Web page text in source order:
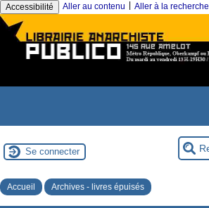
Accessibilité Aller au contenu Aller à la recherche
Se connecter
Accueil Archives - livres épuisés